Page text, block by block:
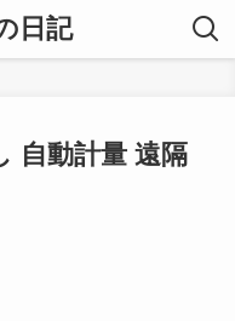
日記
自動計量 遠隔